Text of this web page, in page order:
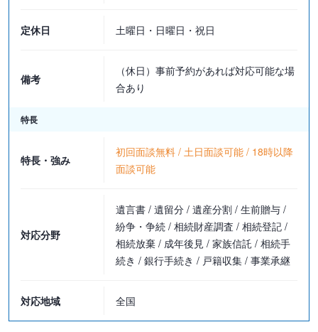
※調停は、6期日までは着手金対応、それを超過した場合は1期日に
遺留分侵害額請求「された方へ」サポート
交渉：22万円
調停：33万円
調停：経済的利益額の17.6％（最低33万円）
訴訟：経済的利益額の17.6％（最低44万円）
※経済的利益の額とは、相手の請求を減額した分の時価相当額で
※交渉から調停、調停から訴訟に移行する場合、追加着手金+11万円
定休日 土曜日・日曜日・祝日
備考
（休日）事前予約があれば対応可能な場
合あり
特長
特長・強み
初回面談無料 / 土日面談可能 / 18時以降
面談可能
対応分野
遺言書 / 遺留分 / 遺産分割 / 生前贈与 /
紛争・争続 / 相続財産調査 / 相続登記 /
相続放棄 / 成年後見 / 家族信託 / 相続手
続き / 銀行手続き / 戸籍収集 / 事業承継
対応地域 全国